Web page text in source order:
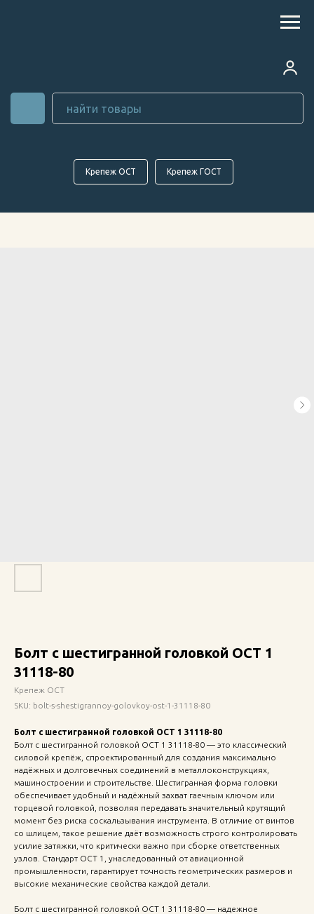
Крепеж ОСТ Крепеж ГОСТ
Болт с шестигранной головкой ОСТ 1
31118-80
Крепеж ОСТ
SKU: bolt-s-shestigrannoy-golovkoy-ost-1-31118-80
Болт с шестигранной головкой ОСТ 1 31118-80
Болт с шестигранной головкой ОСТ 1 31118-80 — это классический
силовой крепёж, спроектированный для создания максимально
надёжных и долговечных соединений в металлоконструкциях,
машиностроении и строительстве. Шестигранная форма головки
обеспечивает удобный и надёжный захват гаечным ключом или
торцевой головкой, позволяя передавать значительный крутящий
момент без риска соскальзывания инструмента. В отличие от винтов
со шлицем, такое решение даёт возможность строго контролировать
усилие затяжки, что критически важно при сборке ответственных
узлов. Стандарт ОСТ 1, унаследованный от авиационной
промышленности, гарантирует точность геометрических размеров и
высокие механические свойства каждой детали.
Болт с шестигранной головкой ОСТ 1 31118-80 — надежное